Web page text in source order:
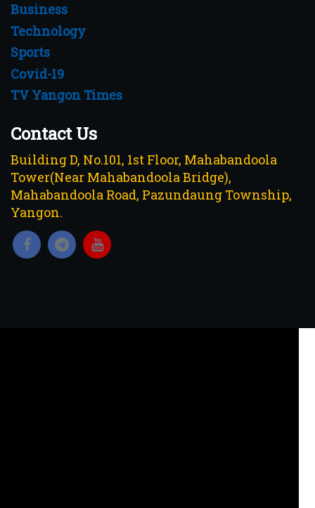
Business
Technology
Sports
Covid-19
TV Yangon Times
Contact Us
Building D, No.101, 1st Floor, Mahabandoola
Tower(Near Mahabandoola Bridge),
Mahabandoola Road, Pazundaung Township,
Yangon.